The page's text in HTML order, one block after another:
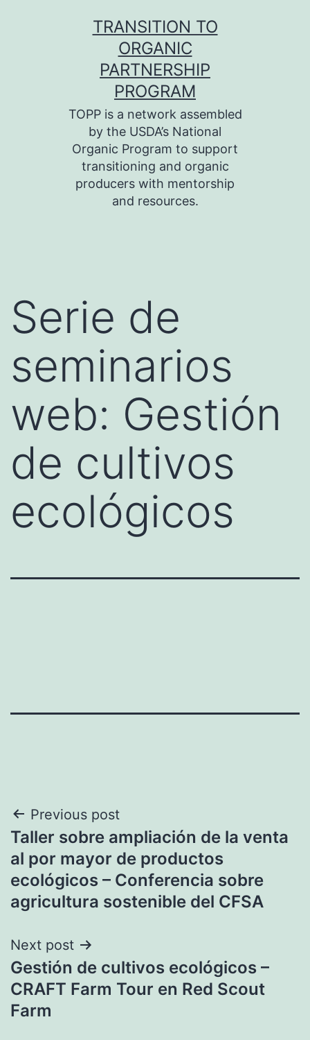
TRANSITION TO
ORGANIC
PARTNERSHIP
PROGRAM
TOPP is a network assembled
by the USDA’s National
Organic Program to support
transitioning and organic
producers with mentorship
and resources.
Serie de
seminarios
web: Gestión
de cultivos
ecológicos
Navegación
de
entradas
Previous post
Taller sobre ampliación de la venta
al por mayor de productos
ecológicos – Conferencia sobre
agricultura sostenible del CFSA
Next post
Gestión de cultivos ecológicos –
CRAFT Farm Tour en Red Scout
Farm